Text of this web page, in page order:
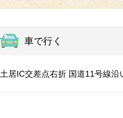
車で行く
土居IC交差点右折 国道11号線沿